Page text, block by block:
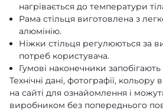
нагрівається до температури
Рама стільця виготовлена з
алюмінію.
Ніжки стільця регулюються за
потреб користувача.
Гумові наконечники
Технічні дані, фотографії, кольору
на сайті для ознайомлення і
виробником без попереднього